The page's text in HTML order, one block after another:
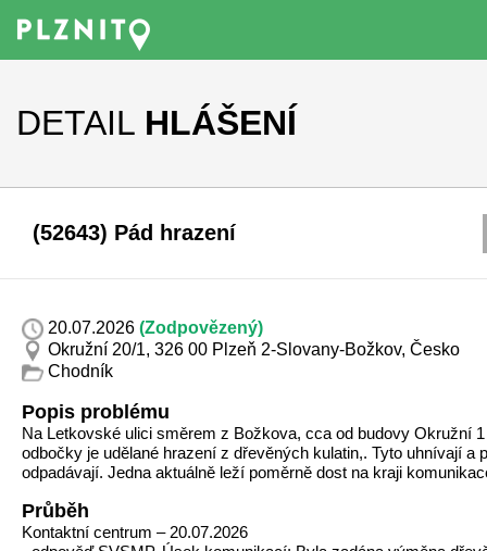
DETAIL HLÁŠENÍ
(52643) Pád hrazení
20.07.2026 (Zodpovězený)
Okružní 20/1, 326 00 Plzeň 2-Slovany-Božkov, Česko
Chodník
Popis problému
Na Letkovské ulici směrem z Božkova, cca od budovy Okružní
odbočky je udělané hrazení z dřevěných kulatin,. Tyto uhnívají a
odpadávají. Jedna aktuálně leží poměrně dost na kraji
Průběh
Kontaktní centrum – 20.07.2026